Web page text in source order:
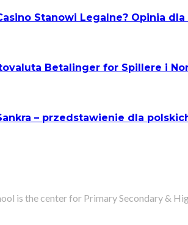
Stanowi Legalne? Opinia dla
Betalinger for Spillere i
– przedstawienie dla
is the center for Primary Secondary &